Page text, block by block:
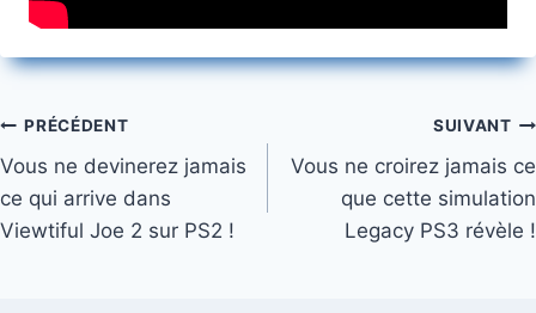
Navigation
de
l’article
PRÉCÉDENT
Vous ne devinerez jamais
ce qui arrive dans
Viewtiful Joe 2 sur PS2 !
SUIVANT
Vous ne croirez jamais ce
que cette simulation
Legacy PS3 révèle !